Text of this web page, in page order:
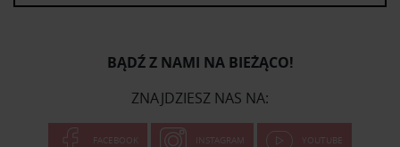
BĄDŹ Z NAMI NA BIEŻĄCO!
ZNAJDZIESZ NAS NA:
FACEBOOK INSTAGRAM YOUTUBE